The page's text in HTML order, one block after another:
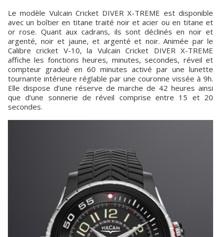
Le modèle Vulcain Cricket DIVER X-TREME est disponible
avec un boîtier en titane traité noir et acier ou en titane et
or rose. Quant aux cadrans, ils sont déclinés en noir et
argenté, noir et jaune, et argenté et noir. Animée par le
Calibre cricket V-10, la Vulcain Cricket DIVER X-TREME
affiche les fonctions heures, minutes, secondes, réveil et
compteur gradué en 60 minutes activé par une lunette
tournante intérieure réglable par une couronne vissée à 9h.
Elle dispose d’une réserve de marche de 42 heures ainsi
que d’une sonnerie de réveil comprise entre 15 et 20
secondes.